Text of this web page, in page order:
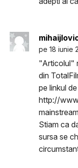
pe 18 iunie
"Articolul"
din
pe linkul
http://
Stiam ca
sursa se